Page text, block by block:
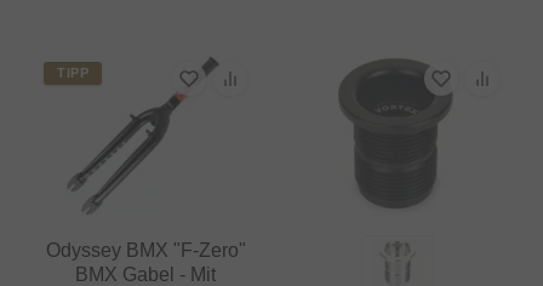
TIPP
Odyssey BMX "F-Zero"
BMX Gabel - Mit